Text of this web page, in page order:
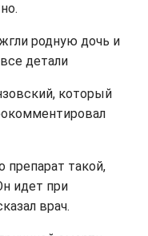
родную дочь и
детали
который
препарат такой,
идет при
врач.